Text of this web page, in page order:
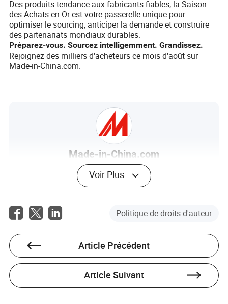
Des produits tendance aux fabricants fiables, la Saison
des Achats en Or est votre passerelle unique pour
optimiser le sourcing, anticiper la demande et construire
des partenariats mondiaux durables.
Préparez-vous. Sourcez intelligemment. Grandissez.
Rejoignez des milliers d'acheteurs ce mois d'août sur
Made-in-China.com.
Made-in-China.com
Auteur
En tant que plateforme de services complète pour le
exploiter les opportunités commerciales pour les
fournisseurs chinois et les acheteurs étrangers, et à
fournir des services complets pour promouvoir le
commerce international entre les deux parties.
Voir Plus
Politique de droits d'auteur
Article Précédent
Article Suivant